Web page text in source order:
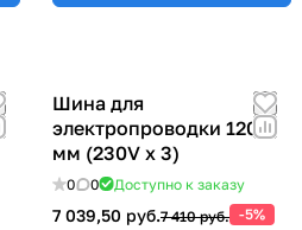
Шина для
электропроводки 1200
мм (230V x 3)
0 0 Доступно к заказу
7 039,50 руб.7 410 руб. -5%